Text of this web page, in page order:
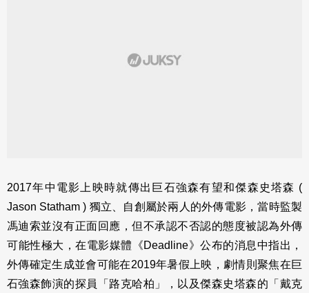
2017年中電影上映時就傳出巨石強森有望和傑森史塔森 (
Jason Statham ) 獨立、自創屬於兩人的外傳電影，當時監製
馮迪索並沒有正面回應，但不承認不否認的態度被認為外傳
可能性極大，在電影媒體《Deadline》公布的消息中指出，
外傳確定生成並會可能在2019年暑假上映，劇情則聚焦在巨
石強森飾演的探員「路克哈柏」，以及傑森史塔森的「戴克